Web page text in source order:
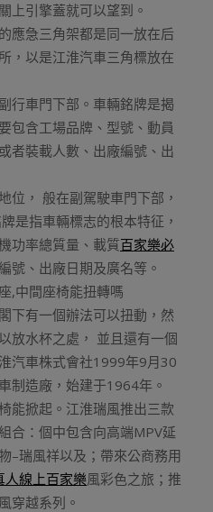
上引擎蓋就可以望到。
急三角架都是同一放在后
，以是江淮汽車三角標放在
車門下部。車輛銘牌是揭
包含工場品牌、型號、動員
者裝載人數、出廠編號、出
， 般在副駕駛車門下部，
是指車輛標志的根本特征，
功率總質量、載質百家樂必
號、出廠日期及廣名等。
中間座椅能扭轉嗎
有一個辦法可以扭動，然
放水杯之處， 並且還有一個
汽車株式會社1999年9月30
制造廠，始建于1964年。
掀起。江淮瑞風推出三款
合：個中包含向高端MPV延
–瑞風祥以及；帶來公商務用
人線上百家樂風彩色之旅；推
穿越系列。